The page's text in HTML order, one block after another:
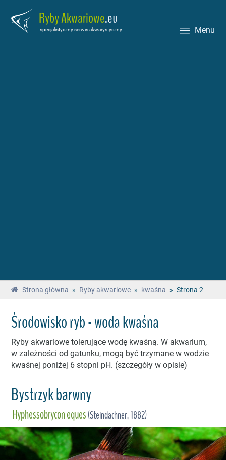
Ryby Akwariowe.eu
specjalistyczny serwis akwarystyczny Menu
Strona główna » Ryby akwariowe » kwaśna » Strona 2
Środowisko ryb - woda kwaśna
Ryby akwariowe tolerujące wodę kwaśną. W akwarium,
w zależności od gatunku, mogą być trzymane w wodzie
kwaśnej poniżej 6 stopni pH. (szczegóły w opisie)
Bystrzyk barwny
Hyphessobrycon eques(Steindachner, 1882)